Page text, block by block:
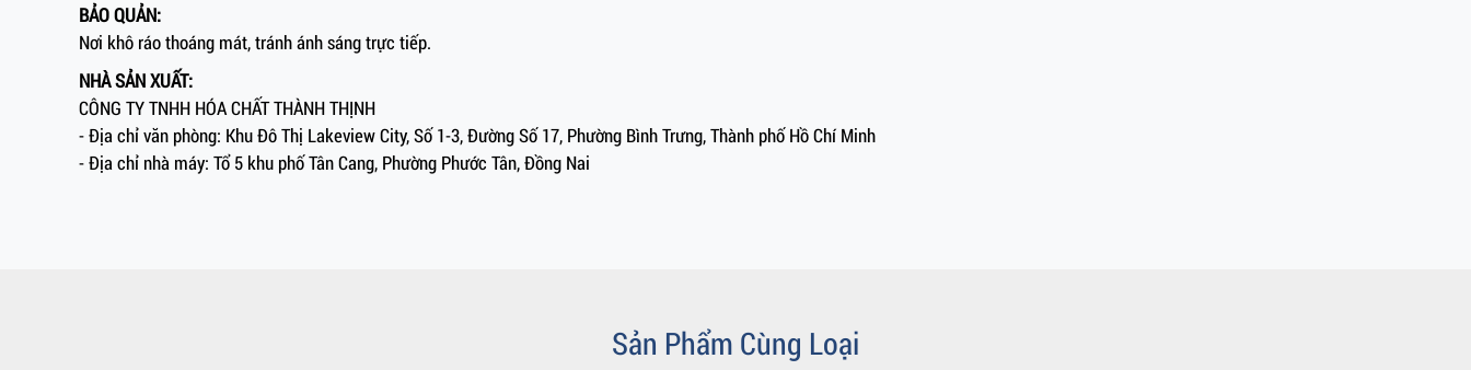
BẢO QUẢN:
Nơi khô ráo thoáng mát, tránh ánh sáng trực tiếp.
NHÀ SẢN XUẤT:
CÔNG TY TNHH HÓA CHẤT THÀNH THỊNH
- Địa chỉ văn phòng: Khu Đô Thị Lakeview City, Số 1-3, Đường Số 17, Phường Bình Trưng, Thành phố Hồ Chí Minh
- Địa chỉ nhà máy: Tổ 5 khu phố Tân Cang, Phường Phước Tân, Đồng Nai
Sản Phẩm Cùng Loại